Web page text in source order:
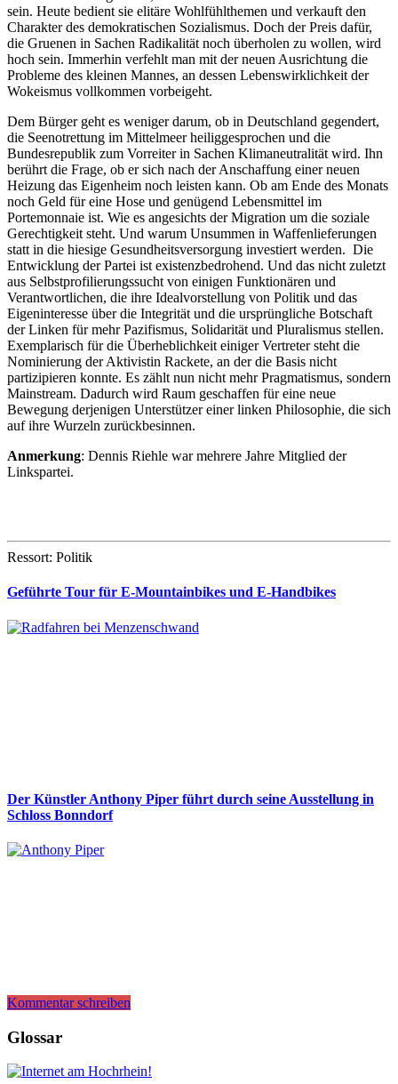
sein. Heute bedient sie elitäre Wohlfühlthemen und verkauft den
Charakter des demokratischen Sozialismus. Doch der Preis dafür,
die Gruenen in Sachen Radikalität noch überholen zu wollen, wird
hoch sein. Immerhin verfehlt man mit der neuen Ausrichtung die
Probleme des kleinen Mannes, an dessen Lebenswirklichkeit der
Wokeismus vollkommen vorbeigeht.
Dem Bürger geht es weniger darum, ob in Deutschland gegendert,
die Seenotrettung im Mittelmeer heiliggesprochen und die
Bundesrepublik zum Vorreiter in Sachen Klimaneutralität wird. Ihn
berührt die Frage, ob er sich nach der Anschaffung einer neuen
Heizung das Eigenheim noch leisten kann. Ob am Ende des Monats
noch Geld für eine Hose und genügend Lebensmittel im
Portemonnaie ist. Wie es angesichts der Migration um die soziale
Gerechtigkeit steht. Und warum Unsummen in Waffenlieferungen
statt in die hiesige Gesundheitsversorgung investiert werden. Die
Entwicklung der Partei ist existenzbedrohend. Und das nicht zuletzt
aus Selbstprofilierungssucht von einigen Funktionären und
Verantwortlichen, die ihre Idealvorstellung von Politik und das
Eigeninteresse über die Integrität und die ursprüngliche Botschaft
der Linken für mehr Pazifismus, Solidarität und Pluralismus stellen.
Exemplarisch für die Überheblichkeit einiger Vertreter steht die
Nominierung der Aktivistin Rackete, an der die Basis nicht
partizipieren konnte. Es zählt nun nicht mehr Pragmatismus, sondern
Mainstream. Dadurch wird Raum geschaffen für eine neue
Bewegung derjenigen Unterstützer einer linken Philosophie, die sich
auf ihre Wurzeln zurückbesinnen.
Anmerkung: Dennis Riehle war mehrere Jahre Mitglied der
Linkspartei.
Ressort: Politik
Geführte Tour für E-Mountainbikes und E-Handbikes
Der Künstler Anthony Piper führt durch seine Ausstellung in
Schloss Bonndorf
Kommentar schreiben
Glossar